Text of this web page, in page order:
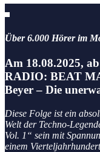
Über 6.000 Hörer im
Am 18.08.2025,
RADIO: BEAT
Beyer – Die
Diese Folge ist ein
Welt der Techno-
Vol. 1“ sein mit
einem